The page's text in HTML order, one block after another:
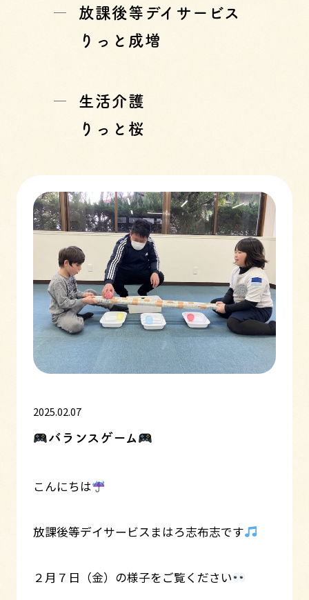
2025.02.07
バランスゲーム
こんにちは
放課後等デイサービスまはろ志布志です
２月７日（金）の様子をご覧ください
放課後等デイサービス
りっと成増
生活介護
りっと桜